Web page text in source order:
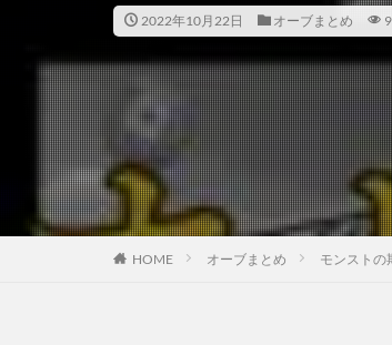
2022年10月22日 オーブまとめ
HOME オーブまとめ モンストの